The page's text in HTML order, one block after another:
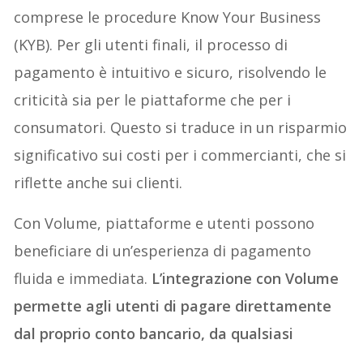
comprese le procedure Know Your Business
(KYB). Per gli utenti finali, il processo di
pagamento è intuitivo e sicuro, risolvendo le
criticità sia per le piattaforme che per i
consumatori. Questo si traduce in un risparmio
significativo sui costi per i commercianti, che si
riflette anche sui clienti.
Con Volume, piattaforme e utenti possono
beneficiare di un’esperienza di pagamento
fluida e immediata. L’integrazione con Volume
permette agli utenti di pagare direttamente
dal proprio conto bancario, da qualsiasi